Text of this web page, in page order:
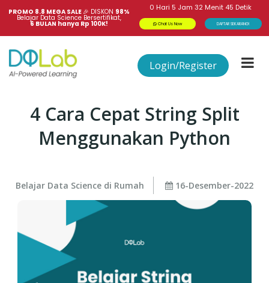
PROMO 8.8 MEGA SALE 🎉 DISKON 98%
Belajar Data Science Bersertifikat,
6 BULAN hanya Rp 100K!
0 Hari 5 Jam 32Menit 45 Detik
Chat Us Now DAFTAR SEKARANG!
Login/Register
4 Cara Cepat String Split
Menggunakan Python
Belajar Data Science di Rumah 16-Desember-2022